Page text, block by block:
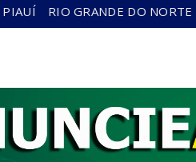
PIAUÍ RIO GRANDE DO NORTE